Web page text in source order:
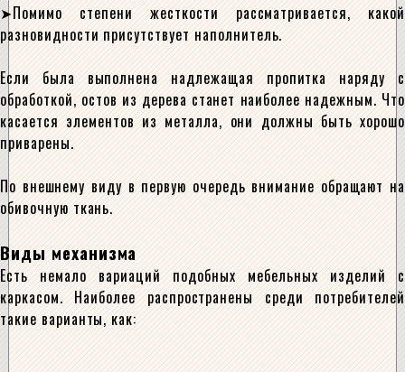
Помимо степени жесткости рассматривается, какой
разновидности присутствует наполнитель.
Если была выполнена надлежащая пропитка наряду с
обработкой, остов из дерева станет наиболее надежным. Что
касается элементов из металла, они должны быть хорошо
приварены.
По внешнему виду в первую очередь внимание обращают на
обивочную ткань.
Виды механизма
Есть немало вариаций подобных мебельных изделий с
каркасом. Наиболее распространены среди потребителей
такие варианты, как: